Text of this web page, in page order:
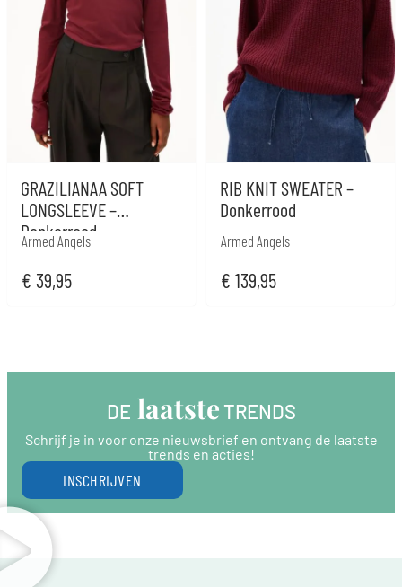
GRAZILIANAA SOFT
LONGSLEEVE –
Donkerrood
Armed Angels
€ 39,95
RIB KNIT SWEATER –
Donkerrood
Armed Angels
€ 139,95
DE laatste TRENDS
Schrijf je in voor onze nieuwsbrief en ontvang de laatste
trends en acties!
INSCHRIJVEN